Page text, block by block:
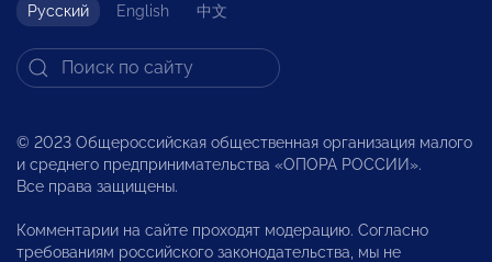
Русский English 中文
© 2023 Общероссийская общественная организация малого
и среднего предпринимательства «ОПОРА РОССИИ».
Все права защищены.
Комментарии на сайте проходят модерацию. Согласно
требованиям российского законодательства, мы не